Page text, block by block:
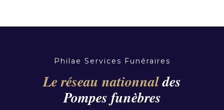
Philae Services Funéraires
Le réseau nationnaldes
Pompes funèbres